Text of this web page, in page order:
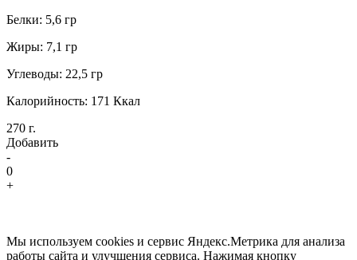
Белки: 5,6 гр
Жиры: 7,1 гр
Углеводы: 22,5 гр
Калорийность: 171 Ккал
270 г.
Добавить
-
0
+
Мы используем cookies и сервис Яндекс.Метрика для анализа
работы сайта и улучшения сервиса. Нажимая кнопку